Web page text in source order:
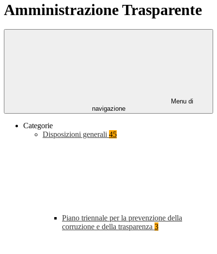
Amministrazione Trasparente
Menu di
navigazione
Categorie
Disposizioni generali 45
Piano triennale per la prevenzione della
corruzione e della trasparenza 3